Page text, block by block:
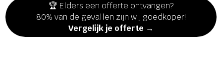
🏆 Elders een offerte ontvangen?
80% van de gevallen zijn wij goedkoper!
Vergelijk je offerte →